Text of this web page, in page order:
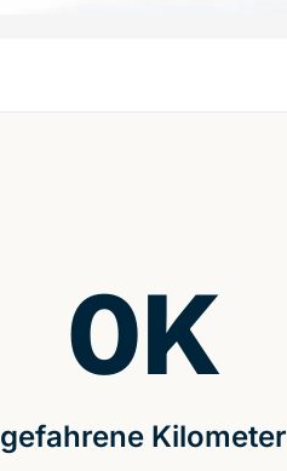
gefahrene Kilometer
0K